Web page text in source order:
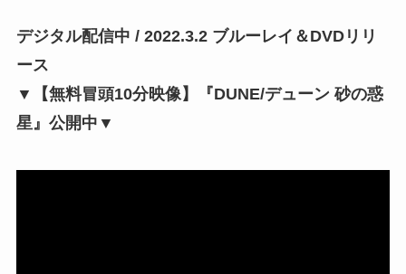
デジタル配信中 / 2022.3.2 ブルーレイ＆DVDリリ
ース
▼【無料冒頭10分映像】『DUNE/デューン 砂の惑
星』公開中▼